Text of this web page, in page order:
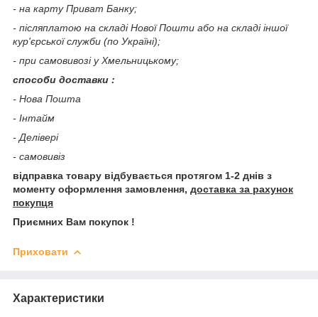
- на карту Приват Банку;
- післяплатою на складі Нової Пошти або на складі іншої
кур'єрської служби (по Україні);
- при самовивозі у Хмельницькому;
способи доставки :
- Нова Пошта
- Інтайм
- Делівері
- самовивіз
відправка товару відбувається протягом 1-2 днів з
моменту оформлення замовлення, доставка за рахунок
покупця
Приємних Вам покупок !
Приховати
Характеристики